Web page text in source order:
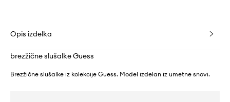
Opis izdelka
brezžične slušalke Guess
Brezžične slušalke iz kolekcije Guess. Model izdelan iz umetne snovi.